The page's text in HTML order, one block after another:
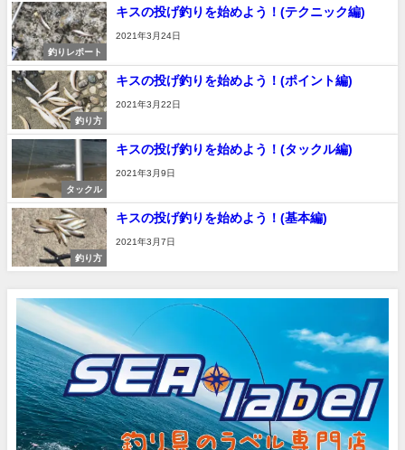
釣りレポート
キスの投げ釣りを始めよう！(テクニック編)
2021年3月24日
釣り方
キスの投げ釣りを始めよう！(ポイント編)
2021年3月22日
タックル
キスの投げ釣りを始めよう！(タックル編)
2021年3月9日
釣り方
キスの投げ釣りを始めよう！(基本編)
2021年3月7日